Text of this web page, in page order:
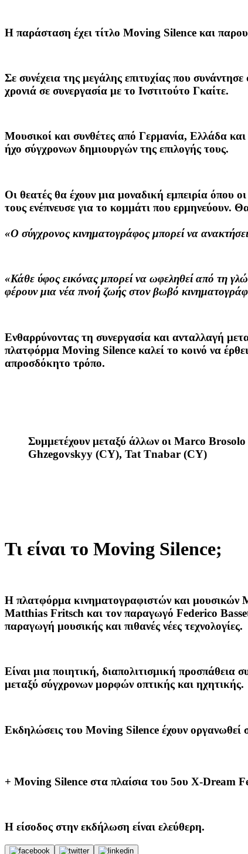
Η παράσταση έχει τίτλο Moving Silence και
Σε συνέχεια της μεγάλης επιτυχίας που
χρονιά σε συνεργασία με το Ινστιτούτο Γκαίτε.
Μουσικοί και συνθέτες από Γερμανία, Ελλάδα
ήχο σύγχρονων δημιουργών της επιλογής τους.
Οι θεατές θα έχουν μια μοναδική εμπειρία όπου
τους ενέπνευσε για το κομμάτι που ερμηνεύουν.
«O σύγχρονος κινηματογράφος μπορεί να
«Κάθε ύφος εικόνας μπορεί να ωφεληθεί από τη
φέρουν μια νέα πνοή ζωής στον βωβό
Ενθαρρύνοντας τη συνεργασία και ανταλλαγή
πλατφόρμα Moving Silence καλεί το κοινό να
απροσδόκητο τρόπο.
Συμμετέχουν μεταξύ άλλων οι Marco
Ghzegovskyy (CY), Tat Tnabar (CY)
Τι είναι το Moving Silence;
Η πλατφόρμα κινηματογραφιστών και μουσικών
Matthias Fritsch και τον παραγωγό Federico
παραγωγή μουσικής και πιθανές νέες τεχνολογίες.
Είναι μια ποιητική, διαπολιτισμική προσπάθεια
μεταξύ σύγχρονων μορφών οπτικής και ηχητικής.
Εκδηλώσεις του Moving Silence έχουν οργανωθεί
+ Moving Silence στα πλαίσια του 5ου X-Dream
Η είσοδος στην εκδήλωση είναι ελεύθερη.